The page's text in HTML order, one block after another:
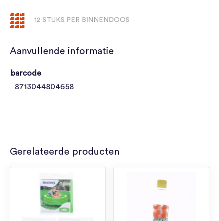
12 STUKS PER BINNENDOOS
Aanvullende informatie
barcode
8713044804658
Gerelateerde producten